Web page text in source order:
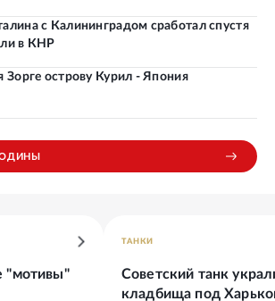
с Калининградом сработал спустя
в КНР
Зорге острову Курил - Япония
"мотивы"
ТАНКИ
Советский танк
кладбища под